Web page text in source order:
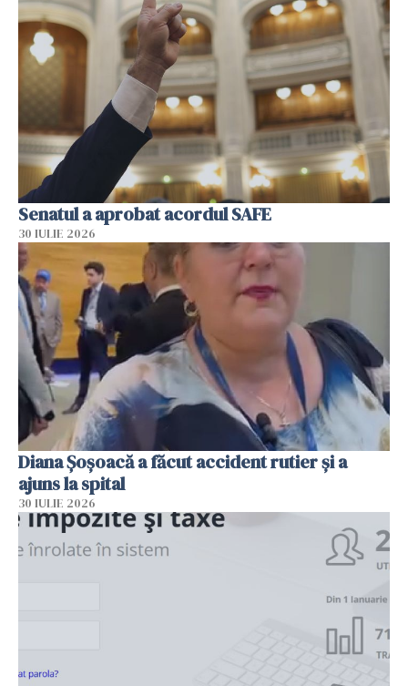
Senatul a aprobat acordul SAFE
30 IULIE 2026
Diana Șoșoacă a făcut accident rutier și a
ajuns la spital
30 IULIE 2026